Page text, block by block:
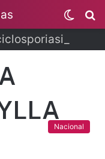
Switch
skin
Nacional